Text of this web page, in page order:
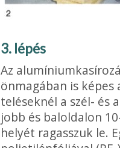
3. lépés
Az
önmagában is
teléseknél a szél- és
jobb és baloldalon
helyét ragasszuk le.